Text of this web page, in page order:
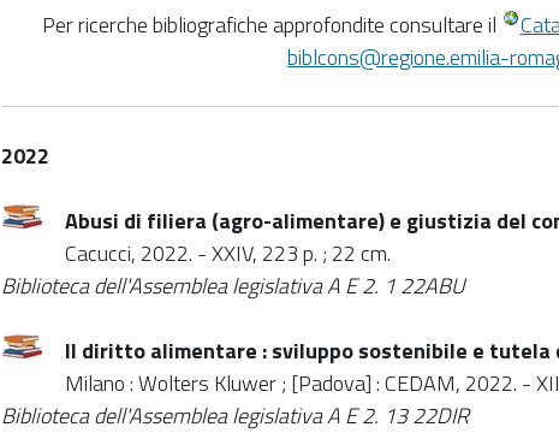
Per ricerche bibliografiche approfondite consultare il
biblcons@regione.emilia-
2022
Abusi di filiera (agro-alimentare) e giustizia del
Cacucci, 2022. - XXIV, 223 p. ; 22 cm.
Biblioteca dell'Assemblea legislativa A E 2. 1 22ABU
Il diritto alimentare : sviluppo sostenibile e tutela
Milano : Wolters Kluwer ; [Padova] : CEDAM, 2022. -
Biblioteca dell'Assemblea legislativa A E 2. 13 22DIR